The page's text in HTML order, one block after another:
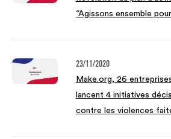
“Agissons ensemble
23/11/2020
Make.org, 26
lancent 4 initiatives
contre les violences